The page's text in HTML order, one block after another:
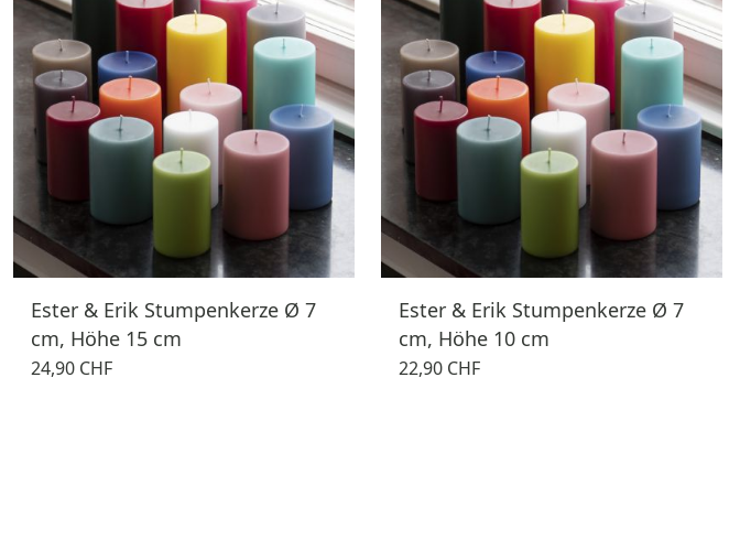
Ester & Erik Stumpenkerze Ø 7
cm, Höhe 15 cm
24,90 CHF
Ester & Erik Stumpenkerze Ø 7
cm, Höhe 10 cm
22,90 CHF